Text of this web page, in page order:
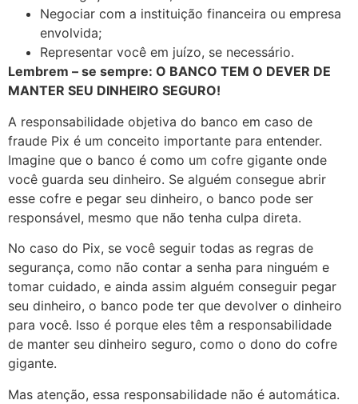
Negociar com a instituição financeira ou empresa
envolvida;
Representar você em juízo, se necessário.
Lembrem – se sempre: O BANCO TEM O DEVER DE
MANTER SEU DINHEIRO SEGURO!
A responsabilidade objetiva do banco em caso de
fraude Pix é um conceito importante para entender.
Imagine que o banco é como um cofre gigante onde
você guarda seu dinheiro. Se alguém consegue abrir
esse cofre e pegar seu dinheiro, o banco pode ser
responsável, mesmo que não tenha culpa direta.
No caso do Pix, se você seguir todas as regras de
segurança, como não contar a senha para ninguém e
tomar cuidado, e ainda assim alguém conseguir pegar
seu dinheiro, o banco pode ter que devolver o dinheiro
para você. Isso é porque eles têm a responsabilidade
de manter seu dinheiro seguro, como o dono do cofre
gigante.
Mas atenção, essa responsabilidade não é automática.